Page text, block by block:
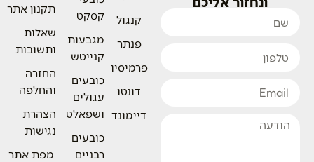
קנגול
פנתר
פרמיסיו
דונטו
דיימונד
קסקט
מגבעות
קנייטש
כובעים
עגולים
ושפאלט
כובעים
רבניים
תקנון אתר
שאלות
ותשובות
החזרה
והחלפה
הצהרת
נגישות
מפת אתר